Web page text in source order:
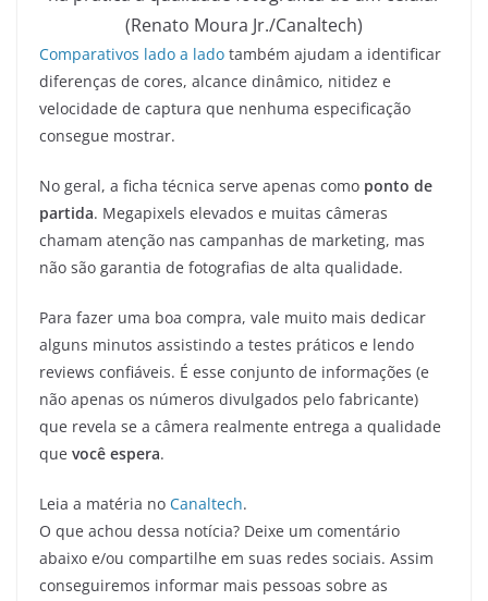
(Renato Moura Jr./Canaltech)
Comparativos lado a lado também ajudam a identificar
diferenças de cores, alcance dinâmico, nitidez e
velocidade de captura que nenhuma especificação
consegue mostrar.
No geral, a ficha técnica serve apenas como ponto de
partida. Megapixels elevados e muitas câmeras
chamam atenção nas campanhas de marketing, mas
não são garantia de fotografias de alta qualidade.
Para fazer uma boa compra, vale muito mais dedicar
alguns minutos assistindo a testes práticos e lendo
reviews confiáveis. É esse conjunto de informações (e
não apenas os números divulgados pelo fabricante)
que revela se a câmera realmente entrega a qualidade
que você espera.
Leia a matéria no Canaltech.
O que achou dessa notícia? Deixe um comentário
abaixo e/ou compartilhe em suas redes sociais. Assim
conseguiremos informar mais pessoas sobre as